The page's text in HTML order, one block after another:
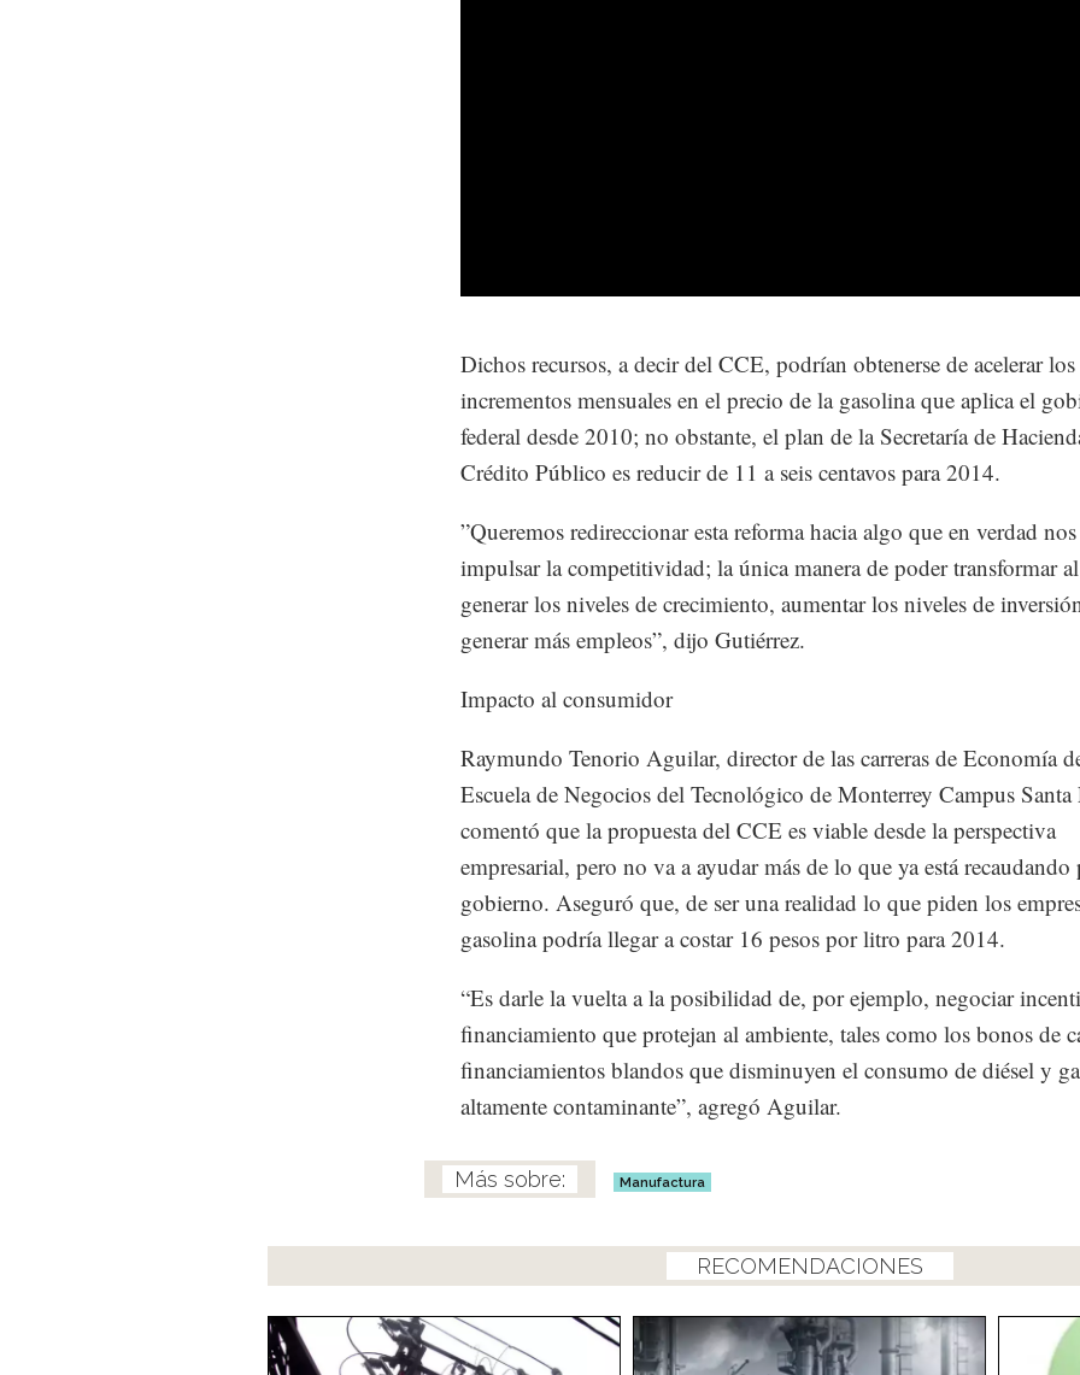
Dichos recursos, a decir del CCE, podrían obtenerse de acelerar los
incrementos mensuales en el precio de la gasolina que aplica el
federal desde 2010; no obstante, el plan de la Secretaría de
Crédito Público es reducir de 11 a seis centavos para 2014.
”Queremos redireccionar esta reforma hacia algo que en verdad
impulsar la competitividad; la única manera de poder transformar
generar los niveles de crecimiento, aumentar los niveles de
generar más empleos”, dijo Gutiérrez.
Impacto al consumidor
Raymundo Tenorio Aguilar, director de las carreras de Economía
Escuela de Negocios del Tecnológico de Monterrey Campus Santa
comentó que la propuesta del CCE es viable desde la perspectiva
empresarial, pero no va a ayudar más de lo que ya está recaudando
gobierno. Aseguró que, de ser una realidad lo que piden los
gasolina podría llegar a costar 16 pesos por litro para 2014.
“Es darle la vuelta a la posibilidad de, por ejemplo, negociar
financiamiento que protejan al ambiente, tales como los bonos de
financiamientos blandos que disminuyen el consumo de diésel y
altamente contaminante”, agregó Aguilar.
Manufactura
RECOMENDACIONES